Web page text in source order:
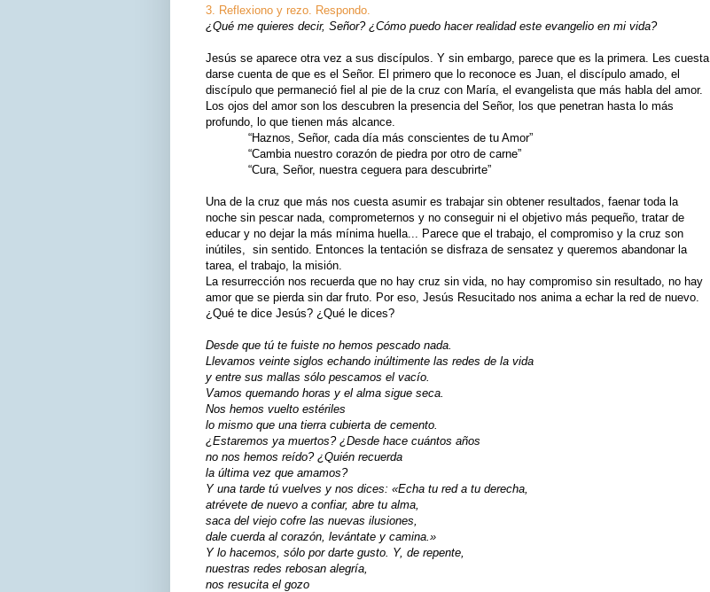
3. Reflexiono y rezo. Respondo.
¿Qué me quieres decir, Señor? ¿Cómo puedo hacer realidad este evangelio en mi vida?
Jesús se aparece otra vez a sus discípulos. Y sin embargo, parece que es la primera. Les cuesta
darse cuenta de que es el Señor. El primero que lo reconoce es Juan, el discípulo amado, el
discípulo que permaneció fiel al pie de la cruz con María, el evangelista que más habla del amor.
Los ojos del amor son los descubren la presencia del Señor, los que penetran hasta lo más
profundo, lo que tienen más alcance.
“Haznos, Señor, cada día más conscientes de tu Amor”
“Cambia nuestro corazón de piedra por otro de carne”
“Cura, Señor, nuestra ceguera para descubrirte”
Una de la cruz que más nos cuesta asumir es trabajar sin obtener resultados, faenar toda la
noche sin pescar nada, comprometernos y no conseguir ni el objetivo más pequeño, tratar de
educar y no dejar la más mínima huella... Parece que el trabajo, el compromiso y la cruz son
inútiles, sin sentido. Entonces la tentación se disfraza de sensatez y queremos abandonar la
tarea, el trabajo, la misión.
La resurrección nos recuerda que no hay cruz sin vida, no hay compromiso sin resultado, no hay
amor que se pierda sin dar fruto. Por eso, Jesús Resucitado nos anima a echar la red de nuevo.
¿Qué te dice Jesús? ¿Qué le dices?
Desde que tú te fuiste no hemos pescado nada.
Llevamos veinte siglos echando inúltimente las redes de la vida
y entre sus mallas sólo pescamos el vacío.
Vamos quemando horas y el alma sigue seca.
Nos hemos vuelto estériles
lo mismo que una tierra cubierta de cemento.
¿Estaremos ya muertos? ¿Desde hace cuántos años
no nos hemos reído? ¿Quién recuerda
la última vez que amamos?
Y una tarde tú vuelves y nos dices: «Echa tu red a tu derecha,
atrévete de nuevo a confiar, abre tu alma,
saca del viejo cofre las nuevas ilusiones,
dale cuerda al corazón, levántate y camina.»
Y lo hacemos, sólo por darte gusto. Y, de repente,
nuestras redes rebosan alegría,
nos resucita el gozo